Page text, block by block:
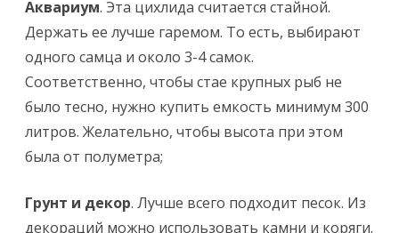
Аквариум. Эта цихлида считается стайной.
Держать ее лучше гаремом. То есть, выбирают
одного самца и около 3-4 самок.
Соответственно, чтобы стае крупных рыб не
было тесно, нужно купить емкость минимум 300
литров. Желательно, чтобы высота при этом
была от полуметра;
Грунт и декор. Лучше всего подходит песок. Из
декораций можно использовать камни и коряги.